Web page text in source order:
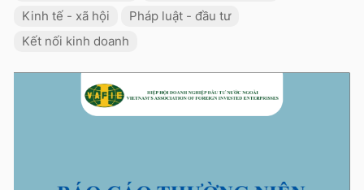
Kinh tế - xã hội
Pháp luật - đầu tư
Kết nối kinh doanh